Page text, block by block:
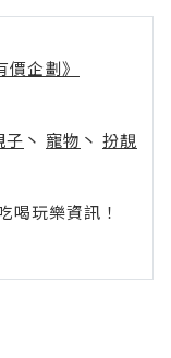
企劃》
子 丶 寵物 丶 扮靚
玩樂資訊！